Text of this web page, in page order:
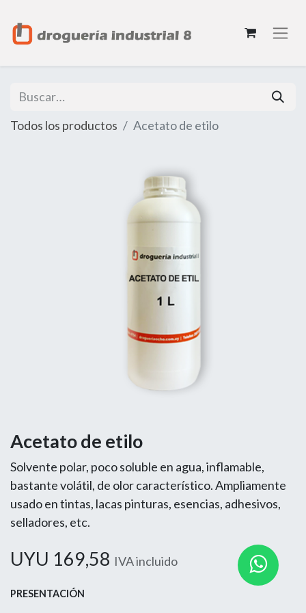
Todos los productos Acetato de etilo
Acetato de etilo
Solvente polar, poco soluble en agua, inflamable,
bastante volátil, de olor característico. Ampliamente
usado en tintas, lacas pinturas, esencias, adhesivos,
selladores, etc.
UYU 169,58 IVA incluido
PRESENTACIÓN